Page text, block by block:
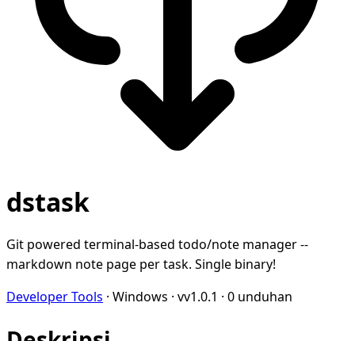
dstask
Git powered terminal-based todo/note manager --
markdown note page per task. Single binary!
Developer Tools · Windows · vv1.0.1 · 0 unduhan